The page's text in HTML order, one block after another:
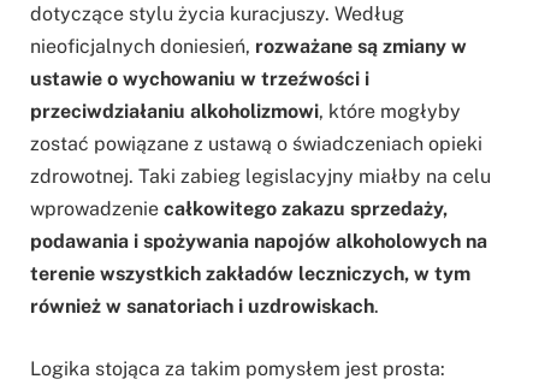
dotyczące stylu życia kuracjuszy. Według
nieoficjalnych doniesień, rozważane są zmiany w
ustawie o wychowaniu w trzeźwości i
przeciwdziałaniu alkoholizmowi, które mogłyby
zostać powiązane z ustawą o świadczeniach opieki
zdrowotnej. Taki zabieg legislacyjny miałby na celu
wprowadzenie całkowitego zakazu sprzedaży,
podawania i spożywania napojów alkoholowych na
terenie wszystkich zakładów leczniczych, w tym
również w sanatoriach i uzdrowiskach.
Logika stojąca za takim pomysłem jest prosta: